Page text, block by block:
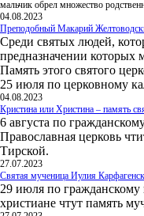
мальчик обрел множество
04.08.2023
Преподобный Макарий
Среди святых людей,
предназначении которых
Память этого святого
25 июля по церковному
04.08.2023
Кристина или Христина – память
6 августа по
Православная церковь
Тирской.
27.07.2023
Святая мученица Иулия
29 июля по
христиане чтут память